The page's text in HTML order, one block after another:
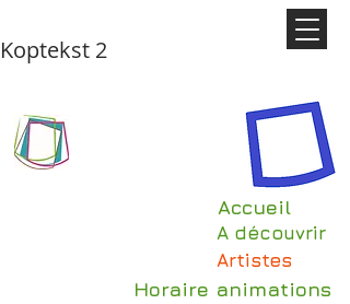
Koptekst 2
Accueil
A découvrir
Artistes
Horaire animations